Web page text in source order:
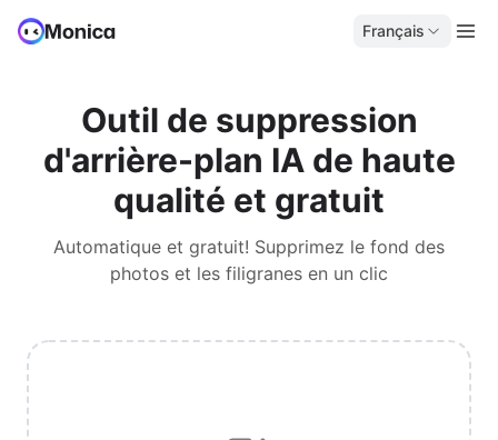
Français
Outil de suppression
d'arrière-plan IA de haute
qualité et gratuit
Automatique et gratuit! Supprimez le fond des
photos et les filigranes en un clic